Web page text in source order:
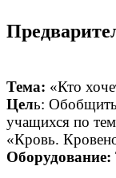
Тема: «Кто
Цель: Обобщить
учащихся по
«Кровь.
Оборудование: